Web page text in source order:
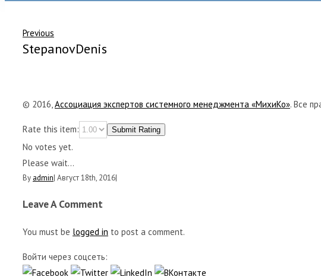
Previous
StepanovDenis
© 2016,Ассоциация экспертов системного менеджмента «МихиКо». Все
Rate this item: Submit Rating
No votes yet.
Please wait...
By admin| Август 18th, 2016|
Leave A Comment
You must be logged in to post a comment.
Войти через соцсеть: